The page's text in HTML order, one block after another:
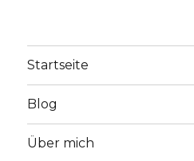
Startseite
Blog
Über mich